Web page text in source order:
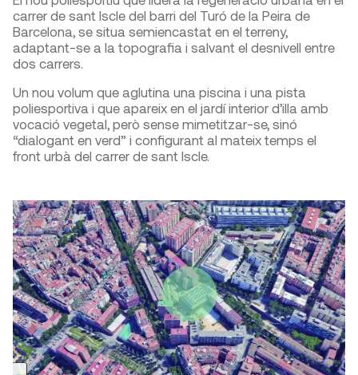
carrer de sant Iscle del barri del Turó de la Peira de
Barcelona, se situa semiencastat en el terreny,
adaptant-se a la topografia i salvant el desnivell entre
dos carrers.
Un nou volum que aglutina una piscina i una pista
poliesportiva i que apareix en el jardí interior d’illa amb
vocació vegetal, però sense mimetitzar-se, sinó
“dialogant en verd” i configurant al mateix temps el
front urbà del carrer de sant Iscle.